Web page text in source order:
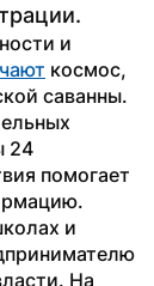
и
космос,
саванны.
24
помогает
и
На